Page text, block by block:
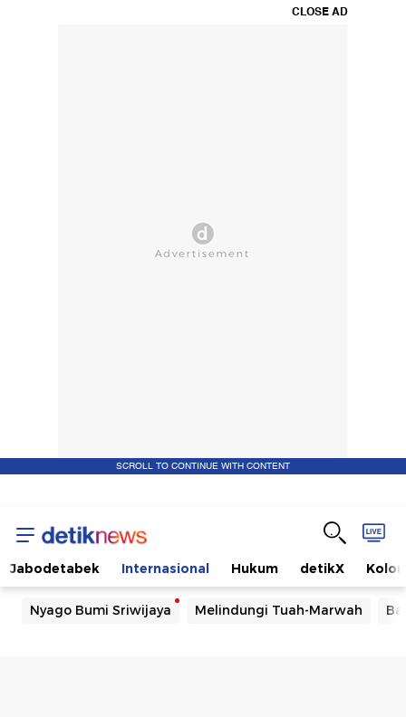
CLOSE AD
SCROLL TO CONTINUE WITH CONTENT
Jabodetabek Internasional Hukum detikX
Nyago Bumi Sriwijaya Melindungi Tuah-Marwah